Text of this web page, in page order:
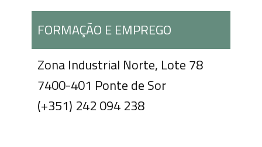
FORMAÇÃO E EMPREGO
Zona Industrial Norte, Lote 78
7400-401 Ponte de Sor
(+351) 242 094 238